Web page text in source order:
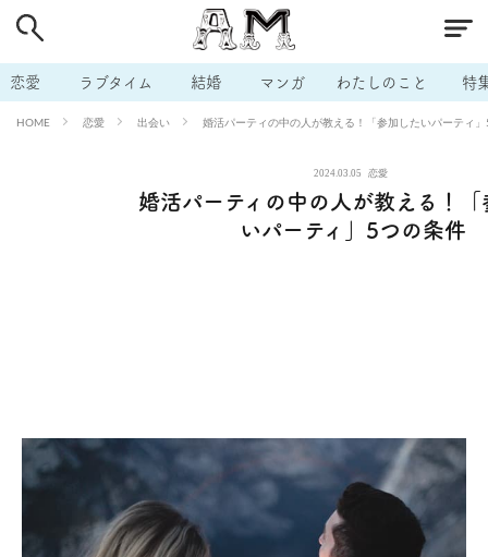
恋愛 ラブタイム 結婚 マンガ わたしのこと 特
HOME 恋愛 出会い 婚活パーティの中の人が教える！「参加したいパーティ
2024.03.05 恋愛
婚活パーティの中の人が教える！「
いパーティ」5つの条件
# 男の本音 # セフレ # 不倫
# 出会う方法 # マッチングアプリ # ラブグッズ # 体の相